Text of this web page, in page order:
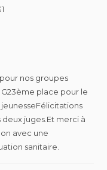
nos groupes
place pour le
juges.Et merci à
avec une
sanitaire.